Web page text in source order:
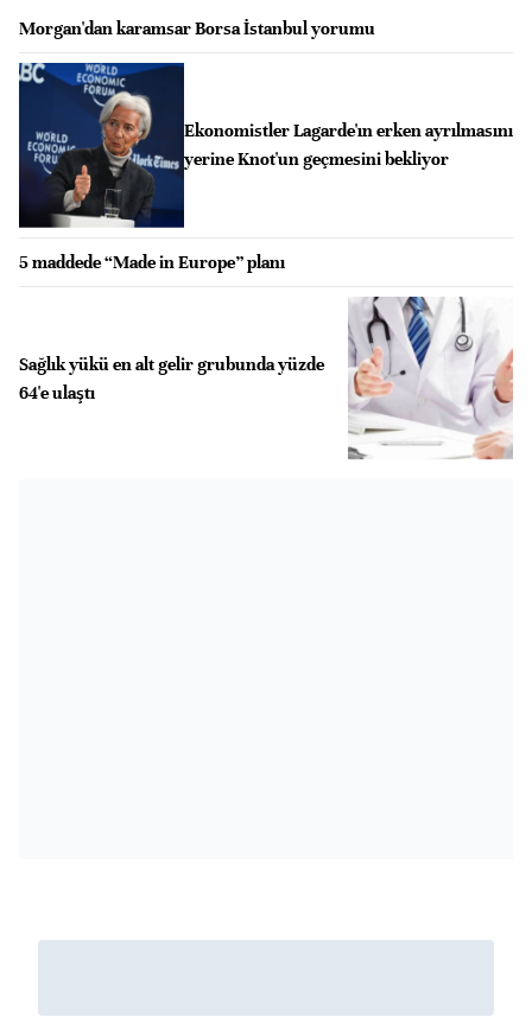
Morgan'dan karamsar Borsa İstanbul yorumu
Ekonomistler Lagarde'ın erken ayrılmasını
yerine Knot'un geçmesini bekliyor
5 maddede “Made in Europe” planı
Sağlık yükü en alt gelir grubunda yüzde
64'e ulaştı